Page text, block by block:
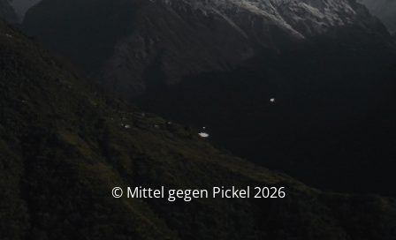
© Mittel gegen Pickel 2026